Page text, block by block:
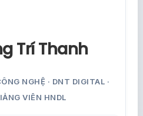
Trí Thanh
NGHỆ · DNT DIGITAL ·
VIÊN HNDL